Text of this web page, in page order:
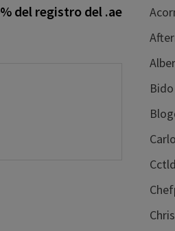
siguiente:
del registro del .ae
Bido